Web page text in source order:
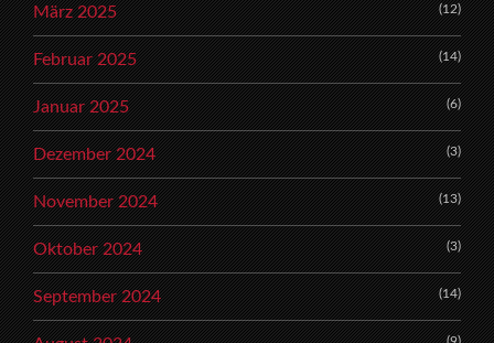
März 2025 (12)
Februar 2025 (14)
Januar 2025 (6)
Dezember 2024 (3)
November 2024 (13)
Oktober 2024 (3)
September 2024 (14)